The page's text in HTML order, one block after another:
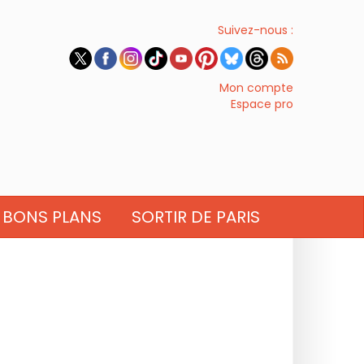
Suivez-nous :
Mon compte
Espace pro
BONS PLANS SORTIR DE PARIS